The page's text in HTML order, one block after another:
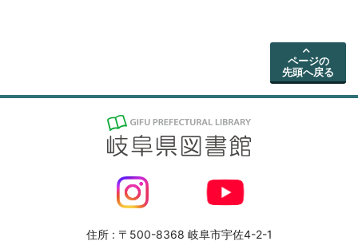
ページの
先頭へ戻る
住所 : 〒500-8368 岐阜市宇佐4-2-1